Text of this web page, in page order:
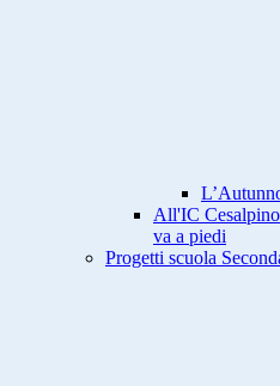
All'IC
va a piedi
Progetti scuola